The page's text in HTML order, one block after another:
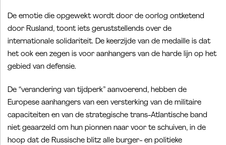
De emotie die opgewekt wordt door de oorlog ontketend
door Rusland, toont iets geruststellends over de
internationale solidariteit. De keerzijde van de medaille is dat
het ook een zegen is voor aanhangers van de harde lijn op het
gebied van defensie.
De “verandering van tijdperk” aanvoerend, hebben de
Europese aanhangers van een versterking van de militaire
capaciteiten en van de strategische trans-Atlantische band
niet geaarzeld om hun pionnen naar voor te schuiven, in de
hoop dat de Russische blitz alle burger- en politieke